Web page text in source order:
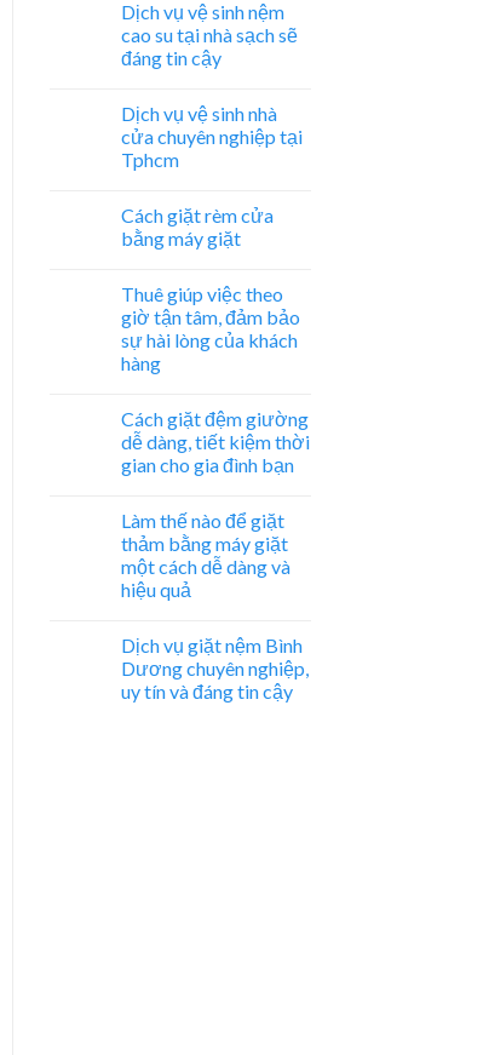
Dịch vụ vệ sinh nệm
cao su tại nhà sạch sẽ
đáng tin cậy
Dịch vụ vệ sinh nhà
cửa chuyên nghiệp tại
Tphcm
Cách giặt rèm cửa
bằng máy giặt
Thuê giúp việc theo
giờ tận tâm, đảm bảo
sự hài lòng của khách
hàng
Cách giặt đệm giường
dễ dàng, tiết kiệm thời
gian cho gia đình bạn
Làm thế nào để giặt
thảm bằng máy giặt
một cách dễ dàng và
hiệu quả
Dịch vụ giặt nệm Bình
Dương chuyên nghiệp,
uy tín và đáng tin cậy